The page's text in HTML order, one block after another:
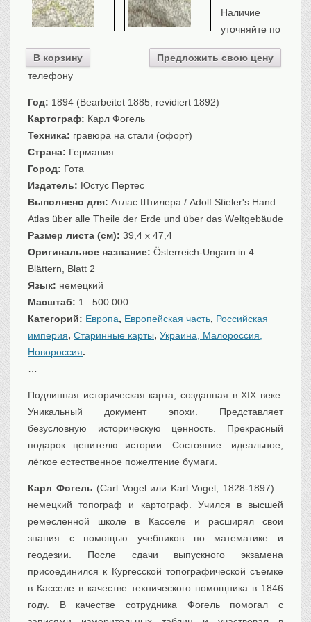
Санкт-Петербург
Российская империя
Прочие
Севастополь, Крым
История моды. Униформа
Гражданская мода
Униформа
Охота. Флора. Фауна
Техника, транспорт,
Архитектура
Техника
Транспорт
Флот, кораблестроение
Связь
Медицина
Оружие, военная атрибутика
Выставочные экспонаты XVI-XIXв.
Разное
В корзину Предложить свою цену
Наличие
уточняйте по
телефону
Год: 1894 (Bearbeitet 1885, revidiert 1892)
Картограф: Карл Фогель
Техника: гравюра на стали (офорт)
Страна: Германия
Город: Гота
Издатель: Юстус Пертес
Выполнено для: Атлас Штилера / Adolf Stieler's Hand
Atlas über alle Theile der Erde und über das Weltgebäude
Размер листа (см): 39,4 x 47,4
Оригинальное название: Österreich-Ungarn in 4
Blättern, Blatt 2
Язык: немецкий
Масштаб: 1 : 500 000
Категорий: Европа, Европейская часть, Российская
империя, Старинные карты, Украина, Малороссия,
Новороссия.
Подлинная историческая карта, созданная в XIX веке.
Уникальный документ эпохи. Представляет
безусловную историческую ценность. Прекрасный
подарок ценителю истории. Состояние: идеальное,
лёгкое естественное пожелтение бумаги.
Карл Фогель (Carl Vogel или Karl Vogel, 1828-1897) –
немецкий топограф и картограф. Учился в высшей
ремесленной школе в Касселе и расширял свои
знания с помощью учебников по математике и
геодезии. После сдачи выпускного экзамена
присоединился к Кургесской топографической съемке
в Касселе в качестве технического помощника в 1846
году. В качестве сотрудника Фогель помогал с